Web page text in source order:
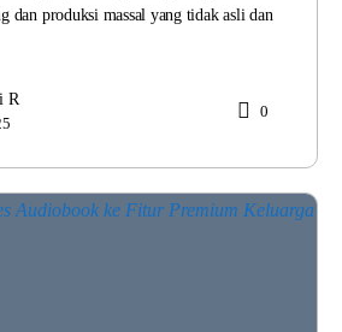
dan produksi massal yang tidak asli dan
R
0